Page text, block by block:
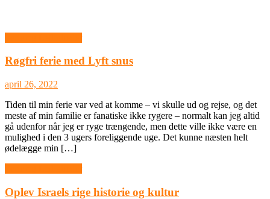
Røgfri ferie med Lyft snus
april 26, 2022
Tiden til min ferie var ved at komme – vi skulle ud og rejse, og det
meste af min familie er fanatiske ikke rygere – normalt kan jeg altid
gå udenfor når jeg er ryge trængende, men dette ville ikke være en
mulighed i den 3 ugers foreliggende uge. Det kunne næsten helt
ødelægge min […]
Oplev Israels rige historie og kultur